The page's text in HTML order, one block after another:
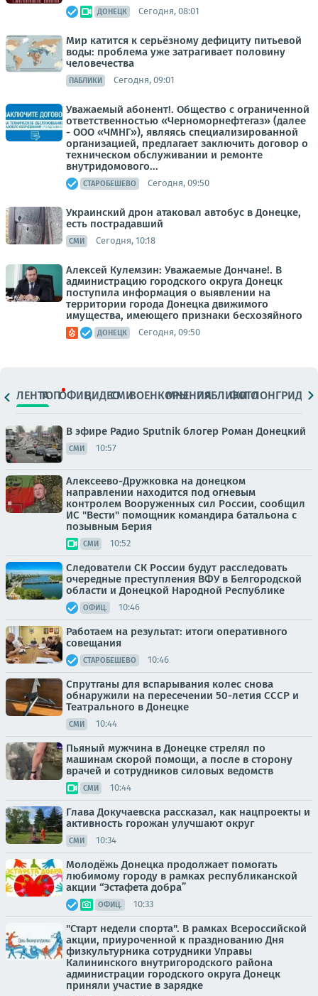
ДОНЕЦК Сегодня, 08:01
Мир катится к серьёзному дефициту питьевой
воды: проблема уже затрагивает половину
человечества
ПАБЛИКИ Сегодня, 09:01
Уважаемый абонент!. Общество с ограниченной
ответственностью «Черноморнефтегаз» (далее
- ООО «ЧМНГ»), являясь специализированной
организацией, предлагает заключить договор о
техническом обслуживании и ремонте
внутридомового...
СТАРОБЕШЕВО Сегодня, 09:50
Украинский дрон атаковал автобус в Донецке,
есть пострадавший
СМИ Сегодня, 10:18
Алексей Кулемзин: Уважаемые Дончане!. В
администрацию городского округа Донецк
поступила информация о выявлении на
территории города Донецка движимого
имущества, имеющего признаки бесхозяйного
ДОНЕЦК Сегодня, 09:50
ЛЕНТАТОПОФИЦ.ВИДЕОСМИВОЕНКОРЫМНЕНИЯПАБЛИКИ
ФОТОЛОНГРИДЫ
В эфире Радио Sputnik блогер Роман Донецкий
СМИ 10:57
Алексеево-Дружковка на донецком
направлении находится под огневым
контролем Вооруженных сил России, сообщил
ИС "Вести" помощник командира батальона с
позывным Берия
СМИ 10:52
Следователи СК России будут расследовать
очередные преступления ВФУ в Белгородской
области и Донецкой Народной Республике
ОФИЦ. 10:46
Работаем на результат: итоги оперативного
совещания
СТАРОБЕШЕВО 10:46
Спрутганы для вспарывания колес снова
обнаружили на пересечении 50-летия СССР и
Театрального в Донецке
СМИ 10:44
Пьяный мужчина в Донецке стрелял по
машинам скорой помощи, а после в сторону
врачей и сотрудников силовых ведомств
СМИ 10:44
Глава Докучаевска рассказал, как нацпроекты и
активность горожан улучшают округ
СМИ 10:34
Молодёжь Донецка продолжает помогать
любимому городу в рамках республиканской
акции “Эстафета добра”
ОФИЦ. 10:33
"Старт недели спорта". В рамках Всероссийской
акции, приуроченной к празднованию Дня
физкультурника сотрудники Управы
Калининского внутригородского района
администрации городского округа Донецк
приняли участие в зарядке